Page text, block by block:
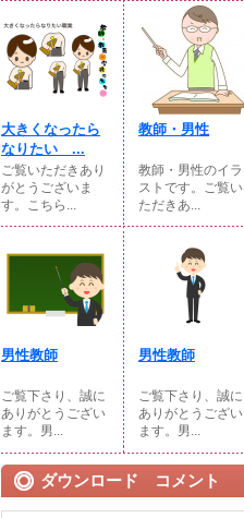
大きくなったら
なりたい ...
ご覧いただきあり
がとうございま
す。こちら...
教師・男性
教師・男性のイラ
ストです。ご覧い
ただきあ...
男性教師
ご覧下さり、誠に
ありがとうござい
ます。男...
男性教師
ご覧下さり、誠に
ありがとうござい
ます。男...
ダウンロード コメント